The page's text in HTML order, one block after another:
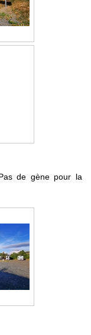
de gène pour la